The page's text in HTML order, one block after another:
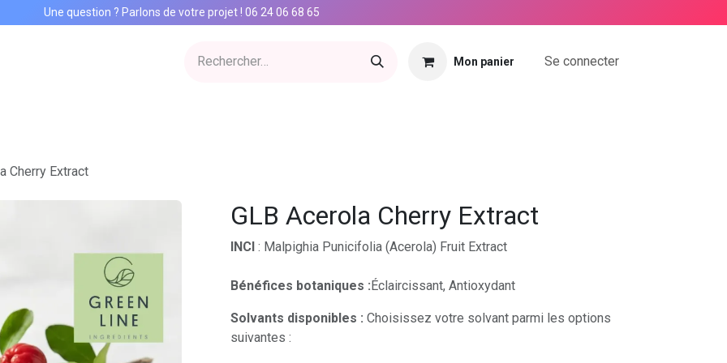
Une question ? Parlons de votre projet! 06 24 06 68 65
Mon panier Se connecter
Cherry Extract
GLB Acerola Cherry Extract
INCI : Malpighia Punicifolia (Acerola) Fruit Extract
Bénéfices botaniques :Éclaircissant, Antioxydant
Solvants disponibles : Choisissez votre solvant parmi les options
suivantes :